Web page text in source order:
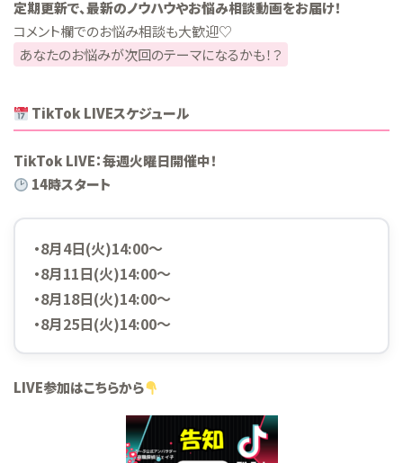
定期更新で、最新のノウハウやお悩み相談動画をお届け！
コメント欄でのお悩み相談も大歓迎♡
あなたのお悩みが次回のテーマになるかも！？
TikTok LIVEスケジュール
TikTok LIVE：毎週火曜日開催中！
14時スタート
・8月4日(火)14:00～
・8月11日(火)14:00～
・8月18日(火)14:00～
・8月25日(火)14:00～
LIVE参加はこちらから